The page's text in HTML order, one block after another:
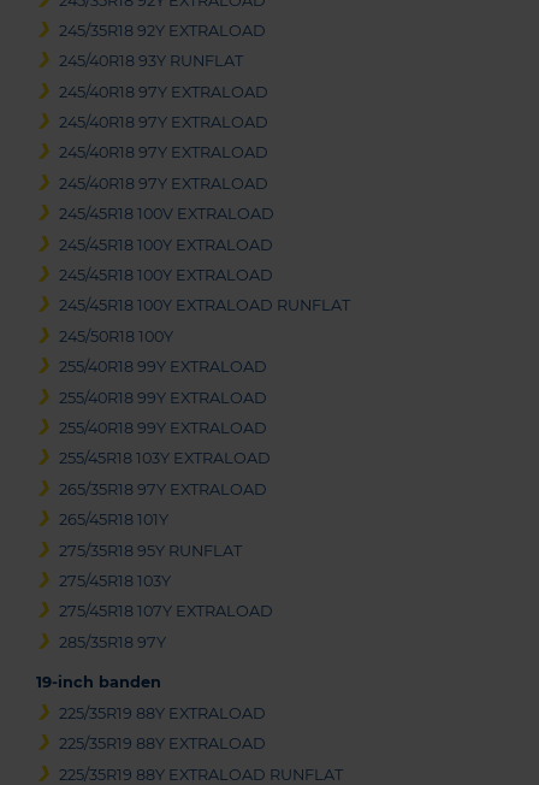
245/35R18 92Y EXTRALOAD
245/40R18 93Y RUNFLAT
245/40R18 97Y EXTRALOAD
245/40R18 97Y EXTRALOAD
245/40R18 97Y EXTRALOAD
245/40R18 97Y EXTRALOAD
245/45R18 100V EXTRALOAD
245/45R18 100Y EXTRALOAD
245/45R18 100Y EXTRALOAD
245/45R18 100Y EXTRALOAD RUNFLAT
245/50R18 100Y
255/40R18 99Y EXTRALOAD
255/40R18 99Y EXTRALOAD
255/40R18 99Y EXTRALOAD
255/45R18 103Y EXTRALOAD
265/35R18 97Y EXTRALOAD
265/45R18 101Y
275/35R18 95Y RUNFLAT
275/45R18 103Y
275/45R18 107Y EXTRALOAD
285/35R18 97Y
19-inch banden
225/35R19 88Y EXTRALOAD
225/35R19 88Y EXTRALOAD
225/35R19 88Y EXTRALOAD RUNFLAT